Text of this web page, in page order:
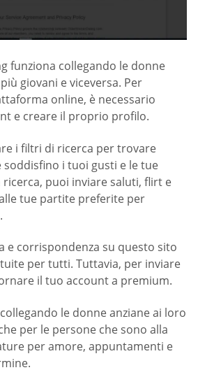
funziona collegando le donne
giovani e viceversa. Per
online, è necessario
e creare il proprio profilo.
i filtri di ricerca per trovare
i tuoi gusti e le tue
ricerca, puoi inviare saluti, flirt e
tue partite preferite per
e corrispondenza su questo sito
per tutti. Tuttavia, per inviare
il tuo account a premium.
le donne anziane ai loro
per le persone che sono alla
per amore, appuntamenti e